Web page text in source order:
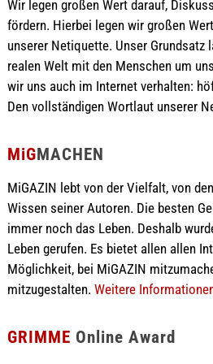
Wir legen großen Wert darauf,
fördern. Hierbei legen wir großen
unserer Netiquette. Unser Grundsatz
realen Welt mit den Menschen um
wir uns auch im Internet verhalten:
Den vollständigen Wortlaut unserer
MiGMACHEN
MiGAZIN lebt von der Vielfalt, von
Wissen seiner Autoren. Die besten
immer noch das Leben. Deshalb
Leben gerufen. Es bietet allen allen
Möglichkeit, bei MiGAZIN
mitzugestalten. Weitere
GRIMME Online Award